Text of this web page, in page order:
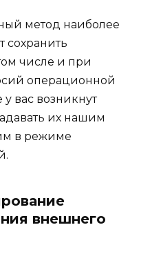
метод наиболее
сохранить
числе и при
операционной
вас возникнут
их нашим
в режиме
внешнего